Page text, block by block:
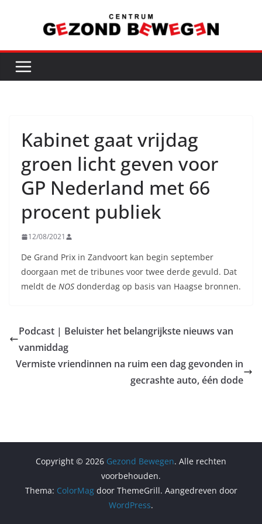
inhoud
Kabinet gaat vrijdag
groen licht geven voor
GP Nederland met 66
procent publiek
12/08/2021
De Grand Prix in Zandvoort kan begin september
doorgaan met de tribunes voor twee derde gevuld. Dat
meldt de NOS donderdag op basis van Haagse bronnen.
Podcast | Beluister het belangrijkste nieuws van
vanmiddag
Vermiste vriendinnen na ruim een dag gevonden in
gecrashte auto, één dode
Copyright © 2026 Gezond Bewegen. Alle rechten
voorbehouden.
Thema: ColorMagdoor ThemeGrill. Aangedreven door
WordPress.